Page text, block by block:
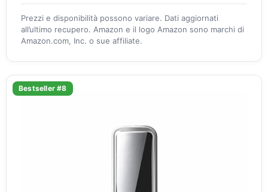
Prezzi e disponibilità possono variare. Dati aggiornati
all’ultimo recupero. Amazon e il logo Amazon sono marchi di
Amazon.com, Inc. o sue affiliate.
Bestseller #8